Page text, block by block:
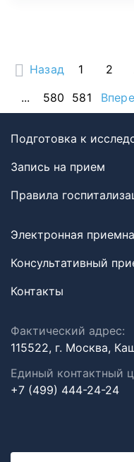
Назад 1 2
...
580 581
Подготовка к
Запись на прием
Правила
Электронная
Консультативный
Контакты
Фактический адрес:
115522, г. Москва,
Единый контактный
+7 (499) 444-24-24